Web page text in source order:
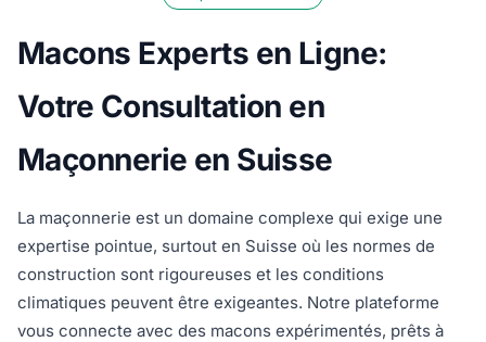
Macons Experts en Ligne:
Votre Consultation en
Maçonnerie en Suisse
La maçonnerie est un domaine complexe qui exige une
expertise pointue, surtout en Suisse où les normes de
construction sont rigoureuses et les conditions
climatiques peuvent être exigeantes. Notre plateforme
vous connecte avec des macons expérimentés, prêts à